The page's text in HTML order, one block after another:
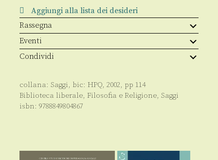
quantità
Aggiungi alla lista dei desideri
Rassegna
Eventi
Condividi
collana: Saggi, bic: HPQ, 2002, pp 114
Biblioteca liberale, Filosofia e Religione, Saggi
isbn: 9788849804867